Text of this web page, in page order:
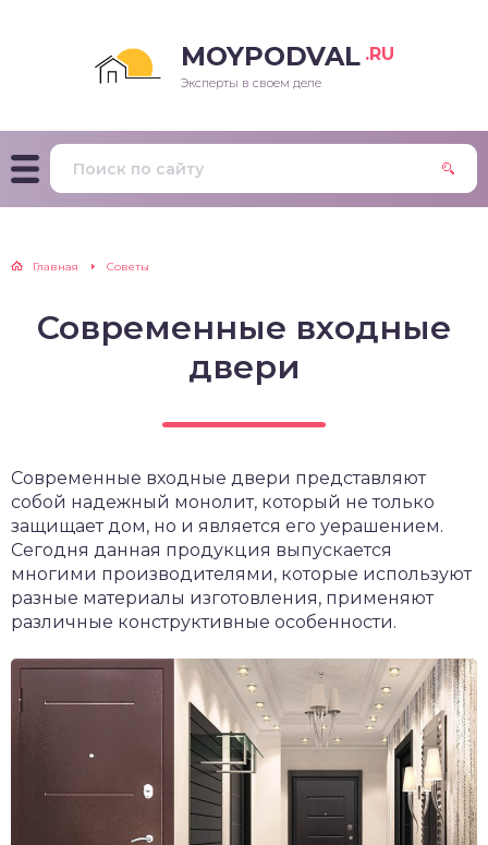
MOYPODVAL .RU
Эксперты в своем деле
Главная Советы
Современные входные
двери
Современные входные двери представляют
собой надежный монолит, который не только
защищает дом, но и является его уерашением.
Сегодня данная продукция выпускается
многими производителями, которые используют
разные материалы изготовления, применяют
различные конструктивные особенности.